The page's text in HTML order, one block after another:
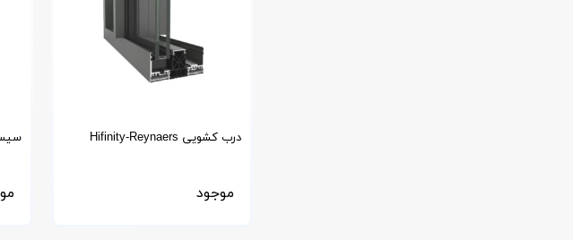
درب کشویی Hifinity-Reynaers
موجود